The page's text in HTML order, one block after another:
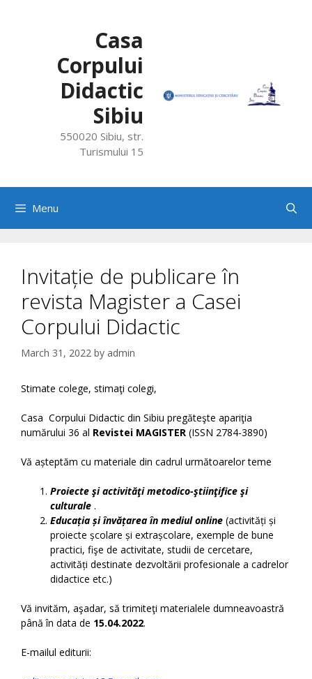
Casa
Corpului
Didactic
Sibiu
550020 Sibiu, str.
Turismului 15
Menu
Invitație de publicare în
revista Magister a Casei
Corpului Didactic
March 31, 2022 by admin
Stimate colege, stimaţi colegi,
Casa Corpului Didactic din Sibiu pregăteşte apariţia
numărului 36 al Revistei MAGISTER (ISSN 2784-3890)
Vă așteptăm cu materiale din cadrul următoarelor teme
Proiecte şi activităţi metodico-ştiinţifice şi
culturale .
Educația și învățarea în mediul online (activități și
proiecte școlare și extrașcolare, exemple de bune
practici, fişe de activitate, studii de cercetare,
activități destinate dezvoltării profesionale a cadrelor
didactice etc.)
Vă invităm, aşadar, să trimiteţi materialele dumneavoastră
până în data de 15.04.2022.
E-mailul editurii: